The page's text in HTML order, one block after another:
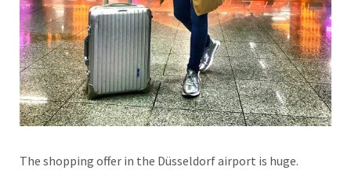
The shopping offer in the Düsseldorf airport is huge.